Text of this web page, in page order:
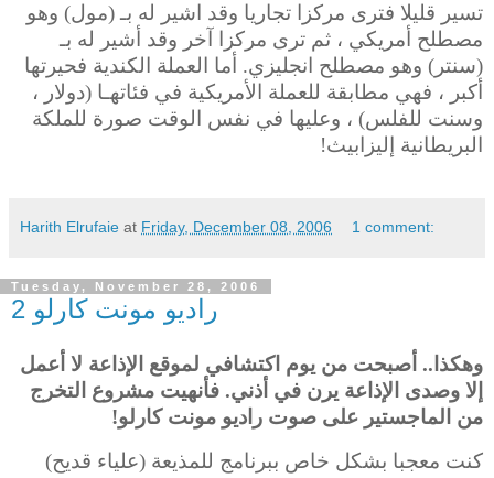
تسير قليلا فترى مركزا تجاريا وقد اشير له بـ (مول) وهو
مصطلح أمريكي ، ثم ترى مركزا آخر وقد أشير له بـ
(سنتر) وهو مصطلح انجليزي. أما العملة الكندية فحيرتها
أكبر ، فهي مطابقة للعملة الأمريكية في فئاتهـا (دولار ،
وسنت للفلس) ، وعليها في نفس الوقت صورة للملكة
البريطانية إليزابيث!
Harith Elrufaie at Friday, December 08, 2006 1 comment:
Tuesday, November 28, 2006
راديو مونت كارلو 2
وهكذا.. أصبحت من يوم اكتشافي لموقع الإذاعة لا أعمل
إلا وصدى الإذاعة يرن في أذني. فأنهيت مشروع التخرج
من الماجستير على صوت راديو مونت كارلو!
كنت معجبا بشكل خاص ببرنامج للمذيعة (علياء قديح)